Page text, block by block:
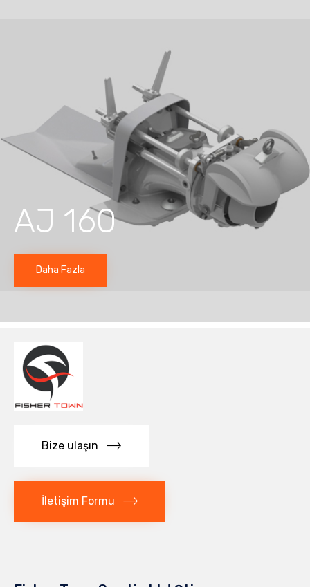
AJ 160
Daha Fazla
Bize ulaşın
İletişim Formu